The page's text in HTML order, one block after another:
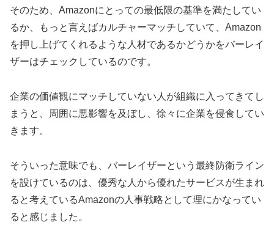
そのため、Amazonにとっての最低限の基準を満たしてい
るか、もっと言えばカルチャーマッチしていて、Amazon
を押し上げてくれるような人材であるかどうかをバーレイ
ザーはチェックしているのです。
企業の価値観にマッチしていない人が組織に入ってきてし
まうと、周囲に悪影響を及ぼし、徐々に企業を侵食してい
きます。
そういった意味でも、バーレイザーという最終防衛ライン
を設けているのは、優秀な人から優れたサービスが生まれ
ると考えているAmazonの人事戦略として理にかなってい
ると感じました。